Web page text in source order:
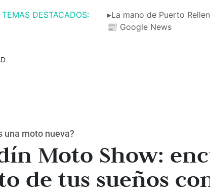
TEMAS DESTACADOS: ▸La mano de Puerto
📰 Google News
una moto nueva?
Moto Show:
de tus sueños